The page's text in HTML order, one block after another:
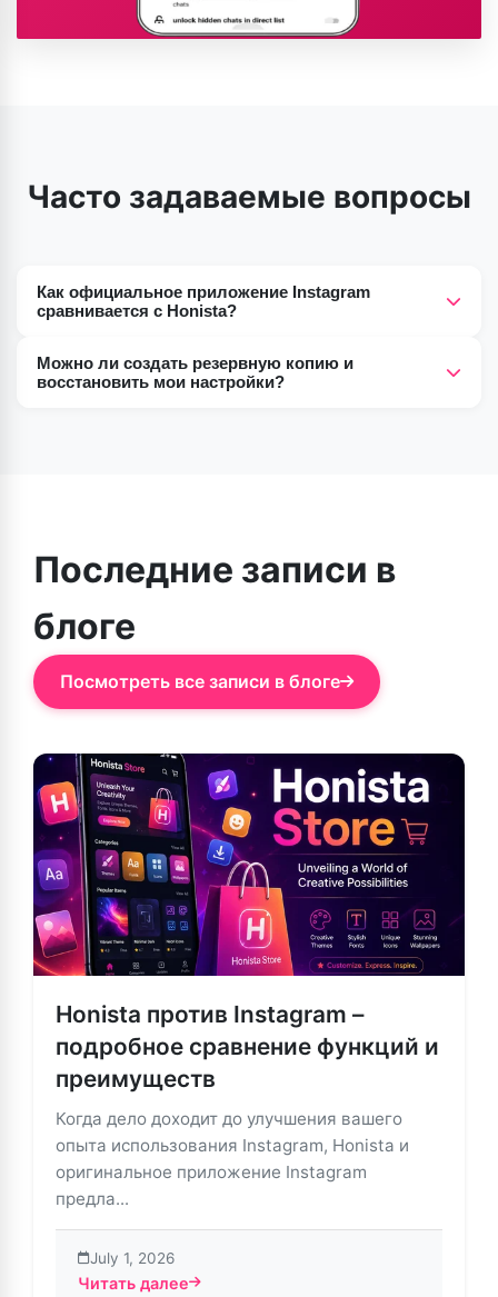
Часто задаваемые вопросы
Как официальное приложение Instagram
сравнивается с Honista?
предлагающая пользователям дополнительные
Можно ли создать резервную копию и
восстановить мои настройки?
Последние записи в
блоге
Посмотреть все записи в блоге
Honista против Instagram –
подробное сравнение функций и
преимуществ
Когда дело доходит до улучшения вашего
опыта использования Instagram, Honista и
оригинальное приложение Instagram
предла...
July 1, 2026
Читать далее